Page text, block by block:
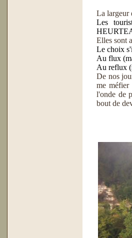
La largeur
Les
Elles sont
Le choix
Au flux
Au reflux
De nos
me méfier
l'onde de
bout de